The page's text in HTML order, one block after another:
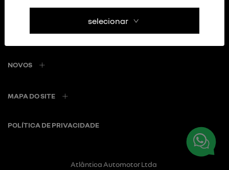
NOVOS
MAPA DO SITE
POLÍTICA DE PRIVACIDADE
Atlântica Automotor Ltda
selecionar